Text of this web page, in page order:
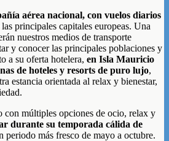
aérea nacional, con vuelos diarios
principales capitales europeas. Una
nuestros medios de transporte
y conocer las principales poblaciones y
a su oferta hotelera, en Isla Mauricio
de hoteles y resorts de puro lujo,
estancia orientada al relax y bienestar,
con múltiples opciones de ocio, relax y
durante su temporada cálida de
periodo más fresco de mayo a octubre.